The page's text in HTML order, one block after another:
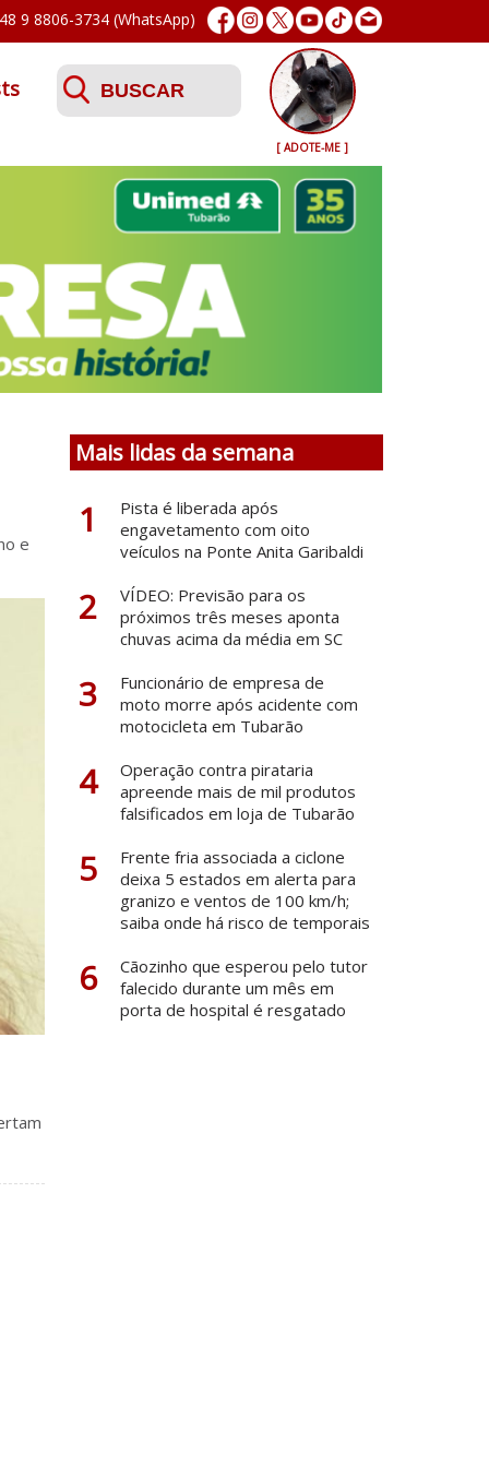
48 9 8806-3734 (WhatsApp)
[ ADOTE-ME ]
e
Mais lidas da semana
1
Pista é liberada após
engavetamento com oito
veículos na Ponte Anita Garibaldi
2
VÍDEO: Previsão para os
próximos três meses aponta
chuvas acima da média em SC
3
Funcionário de empresa de
moto morre após acidente com
motocicleta em Tubarão
4
Operação contra pirataria
apreende mais de mil produtos
falsificados em loja de Tubarão
5
Frente fria associada a ciclone
deixa 5 estados em alerta para
granizo e ventos de 100 km/h;
saiba onde há risco de temporais
6
Cãozinho que esperou pelo tutor
falecido durante um mês em
porta de hospital é resgatado